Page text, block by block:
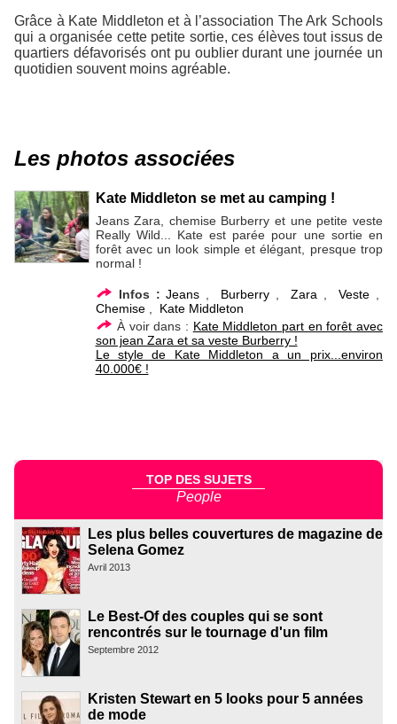
Grâce à Kate Middleton et à l’association The Ark Schools
qui a organisée cette petite sortie, ces élèves tout issus de
quartiers défavorisés ont pu oublier durant une journée un
quotidien souvent moins agréable.
Les photos associées
Kate Middleton se met au camping !
Jeans Zara, chemise Burberry et une petite veste
Really Wild... Kate est parée pour une sortie en
forêt avec un look simple et élégant, presque trop
normal !
Infos : Jeans Burberry ,Zara ,Veste
Chemise, Kate Middleton
À voir dans : Kate Middleton part en forêt avec
son jean Zara et sa veste Burberry !
Le style de Kate Middleton a un prix...environ
40.000€ !
TOP DES SUJETS
People
Les plus belles couvertures de magazine de
Selena Gomez
Avril 2013
Le Best-Of des couples qui se sont
rencontrés sur le tournage d'un film
Septembre 2012
Kristen Stewart en 5 looks pour 5 années
de mode